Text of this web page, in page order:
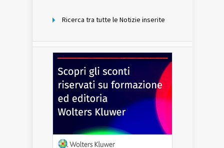
Ricerca tra tutte le Notizie inserite